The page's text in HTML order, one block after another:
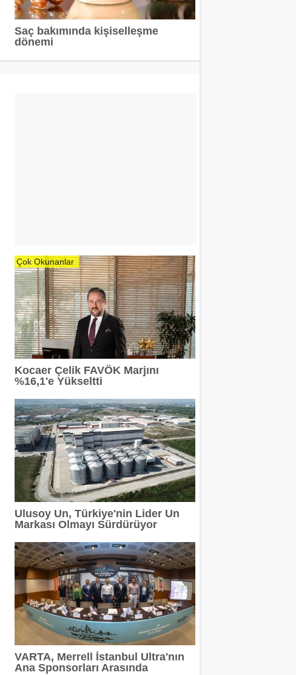
Saç bakımında kişiselleşme
dönemi
Çok Okunanlar
Kocaer Çelik FAVÖK Marjını
%16,1'e Yükseltti
Ulusoy Un, Türkiye'nin Lider Un
Markası Olmayı Sürdürüyor
VARTA, Merrell İstanbul Ultra'nın
Ana Sponsorları Arasında